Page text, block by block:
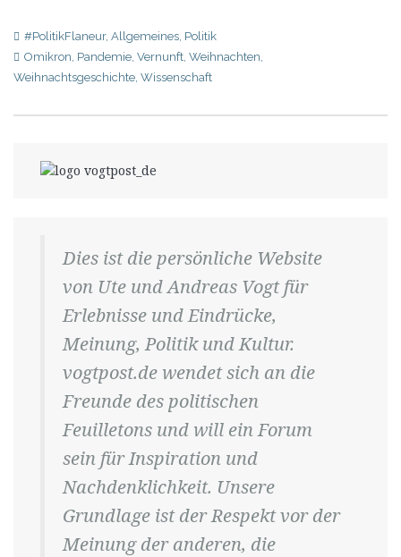
#PolitikFlaneur, Allgemeines, Politik
Omikron, Pandemie, Vernunft, Weihnachten,
Weihnachtsgeschichte, Wissenschaft
Dies ist die persönliche Website
von Ute und Andreas Vogt für
Erlebnisse und Eindrücke,
Meinung, Politik und Kultur.
vogtpost.de wendet sich an die
Freunde des politischen
Feuilletons und will ein Forum
sein für Inspiration und
Nachdenklichkeit. Unsere
Grundlage ist der Respekt vor der
Meinung der anderen, die